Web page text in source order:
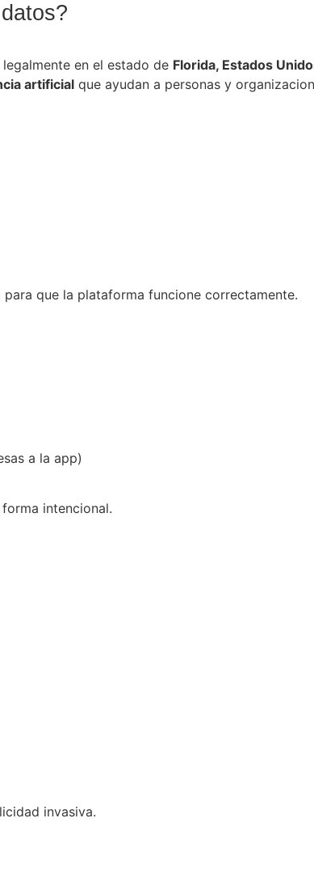
en el estado de Florida, Estados
artificial que ayudan a personas y
que la plataforma funcione correctamente.
a la app)
intencional.
invasiva.